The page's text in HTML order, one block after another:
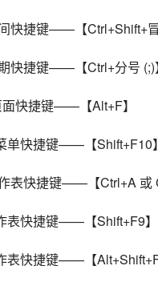
快捷键——【Ctrl+Shift+冒
快捷键——【Ctrl+分号 (;)
面快捷键——【Alt+F】
单快捷键——【Shift+F10】
表快捷键——【Ctrl+A 或
表快捷键——【Shift+F9】
表快捷键——【